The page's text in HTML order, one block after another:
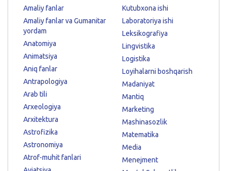
Amaliy fanlar
Amaliy fanlar va Gumanitar
yordam
Anatomiya
Animatsiya
Aniq fanlar
Antrapologiya
Arab tili
Arxeologiya
Arxitektura
Astrofizika
Astronomiya
Atrof-muhit fanlari
Kutubxona ishi
Laboratoriya ishi
Leksikografiya
Lingvistika
Logistika
Loyihalarni boshqarish
Madaniyat
Mantiq
Marketing
Mashinasozlik
Matematika
Media
Menejment